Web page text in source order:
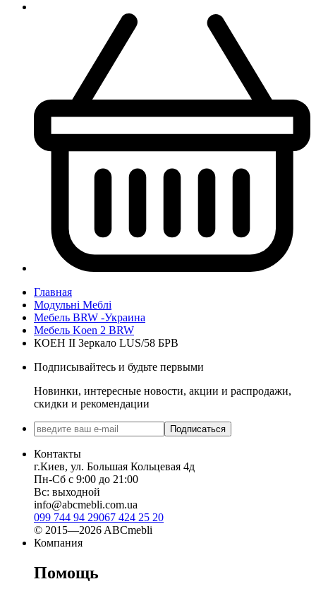
Главная
Модульні Меблі
Мебель BRW -Украина
Мебель Koen 2 BRW
КОЕН II Зеркало LUS/58 БРВ
Подписывайтесь и будьте первыми
Новинки, интересные новости, акции и распродажи,
скидки и рекомендации
Подписаться
Контакты
г.Киев, ул. Большая Кольцевая 4д
Пн-Сб с 9:00 до 21:00
Вс: выходной
info@abcmebli.com.ua
099 744 94 29067 424 25 20
© 2015—2026 ABCmebli
Компания
Помощь